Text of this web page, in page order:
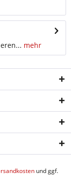
mehr
und ggf.